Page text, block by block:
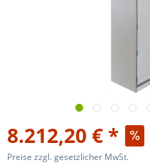
8.212,20 € *
Preise zzgl. gesetzlicher MwSt.